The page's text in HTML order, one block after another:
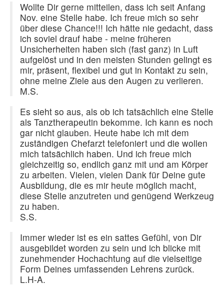
Wollte Dir gerne mitteilen, dass ich seit Anfang
Nov. eine Stelle habe. Ich freue mich so sehr
über diese Chance!!! Ich hätte nie gedacht, dass
ich soviel drauf habe - meine früheren
Unsicherheiten haben sich (fast ganz) in Luft
aufgelöst und in den meisten Stunden gelingt es
mir, präsent, flexibel und gut in Kontakt zu sein,
ohne meine Ziele aus den Augen zu verlieren.
M.S.
Es sieht so aus, als ob ich tatsächlich eine Stelle
als Tanztherapeutin bekomme. Ich kann es noch
gar nicht glauben. Heute habe ich mit dem
zuständigen Chefarzt telefoniert und die wollen
mich tatsächlich haben. Und ich freue mich
gleichzeitig so, endlich ganz mit und am Körper
zu arbeiten. Vielen, vielen Dank für Deine gute
Ausbildung, die es mir heute möglich macht,
diese Stelle anzutreten und genügend Werkzeug
zu haben.
S.S.
Immer wieder ist es ein sattes Gefühl, von Dir
ausgebildet worden zu sein und ich blicke mit
zunehmender Hochachtung auf die vielseitige
Form Deines umfassenden Lehrens zurück.
L.H-A.